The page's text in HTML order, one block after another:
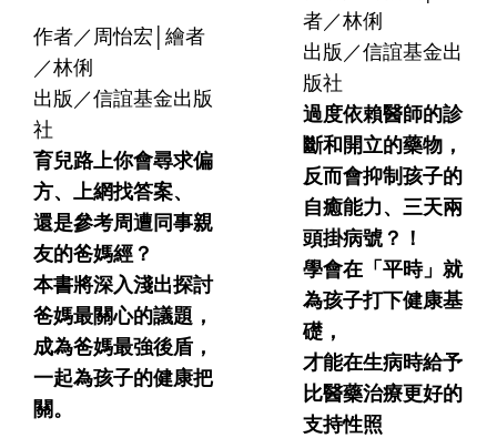
作者／周怡宏│繪者
／林俐
出版／信誼基金出版
社
育兒路上你會尋求偏
方、上網找答案、
還是參考周遭同事親
友的爸媽經？
本書將深入淺出探討
爸媽最關心的議題，
成為爸媽最強後盾，
一起為孩子的健康把
關。
者／林俐
出版／信誼基金出
版社
過度依賴醫師的診
斷和開立的藥物，
反而會抑制孩子的
自癒能力、三天兩
頭掛病號？！
學會在「平時」就
為孩子打下健康基
礎，
才能在生病時給予
比醫藥治療更好的
支持性照